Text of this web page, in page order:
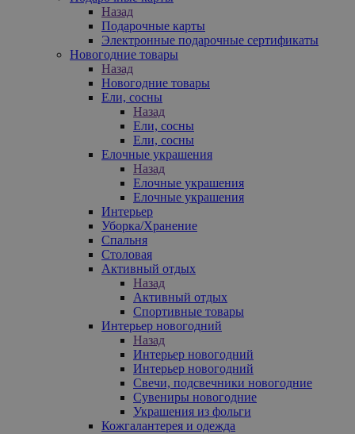
Назад
Подарочные карты
Электронные подарочные сертификаты
Новогодние товары
Назад
Новогодние товары
Ели, сосны
Назад
Ели, сосны
Ели, сосны
Елочные украшения
Назад
Елочные украшения
Елочные украшения
Интерьер
Уборка/Хранение
Спальня
Столовая
Активный отдых
Назад
Активный отдых
Спортивные товары
Интерьер новогодний
Назад
Интерьер новогодний
Интерьер новогодний
Свечи, подсвечники новогодние
Сувениры новогодние
Украшения из фольги
Кожгалантерея и одежда